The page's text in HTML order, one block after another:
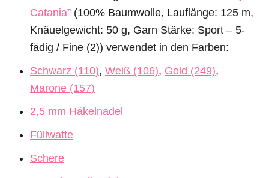
Catania” (100% Baumwolle, Lauflänge: 125 m,
Knäuelgewicht: 50 g, Garn Stärke: Sport – 5-
fädig / Fine (2)) verwendet in den Farben:
Schwarz (110), Weiß (106), Gold (249),
Marone (157)
2,5 mm Häkelnadel
Füllwatte
Schere